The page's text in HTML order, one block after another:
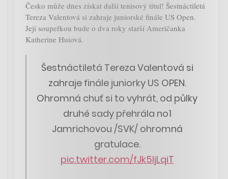
Česko může dnes získat další tenisový titul! Šestnáctiletá
Tereza Valentová si zahraje juniorské finále US Open.
Její soupeřkou bude o dva roky starší Američanka
Katherine Huiová.
Šestnáctiletá Tereza Valentová si
zahraje finále juniorky US OPEN.
Ohromná chuť si to vyhrát, od půlky
druhé sady přehrála no1
Jamrichovou /SVK/ ohromná
gratulace.
pic.twitter.com/fJk5ljLqiT